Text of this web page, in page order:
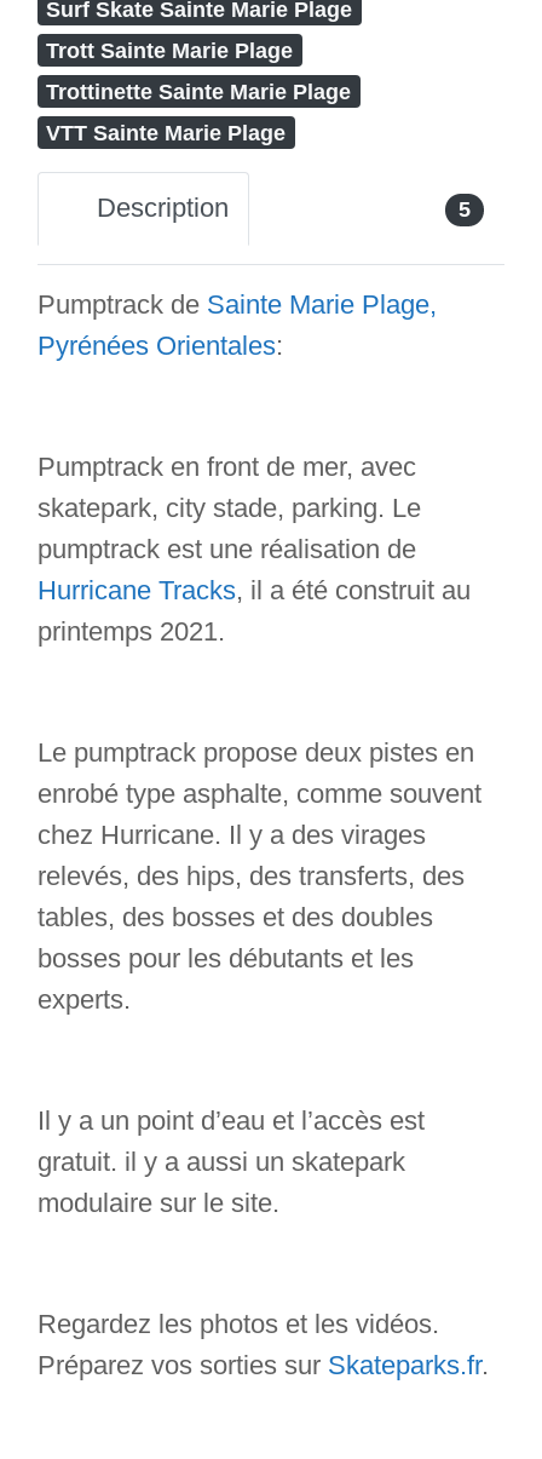
Surf Skate Sainte Marie Plage
Trott Sainte Marie Plage
Trottinette Sainte Marie Plage
VTT Sainte Marie Plage
Description 5
Pumptrack de Sainte Marie Plage,
Pyrénées Orientales:
Pumptrack en front de mer, avec
skatepark, city stade, parking. Le
pumptrack est une réalisation de
Hurricane Tracks, il a été construit au
printemps 2021.
Le pumptrack propose deux pistes en
enrobé type asphalte, comme souvent
chez Hurricane. Il y a des virages
relevés, des hips, des transferts, des
tables, des bosses et des doubles
bosses pour les débutants et les
experts.
Il y a un point d’eau et l’accès est
gratuit. il y a aussi un skatepark
modulaire sur le site.
Regardez les photos et les vidéos.
Préparez vos sorties sur Skateparks.fr.